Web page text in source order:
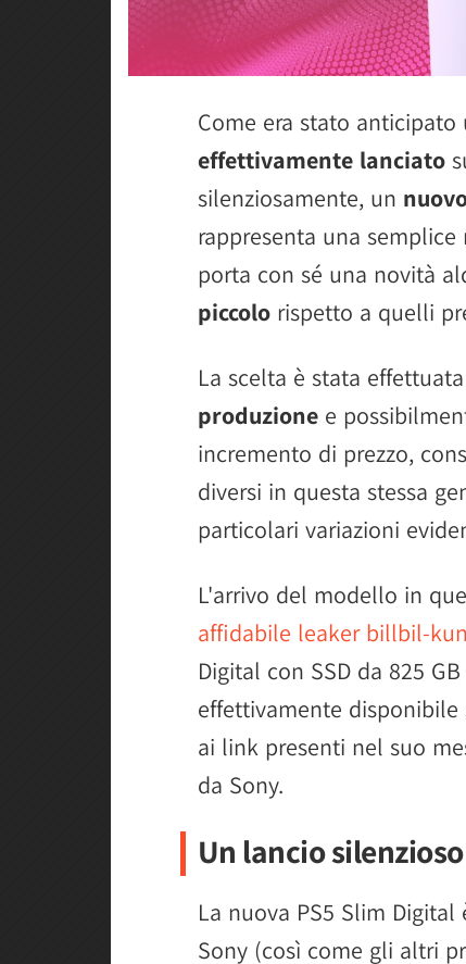
Come era stato
effettivamente lanciato
silenziosamente, un
rappresenta una
porta con sé una novità
piccolo rispetto a quelli
La scelta è stata
produzione e
incremento di prezzo,
diversi in questa stessa
particolari variazioni
L'arrivo del modello in
affidabile leaker billbil-kun
Digital con SSD da 825
effettivamente
ai link presenti nel suo
da Sony.
Un lancio silenzioso
La nuova PS5 Slim
Sony (così come gli altri